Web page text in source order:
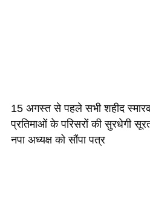
15 अगस्त से पहले सभी शहीद
प्रतिमाओं के परिसरों की सुरधेगी
नपा अध्यक्ष को सौंपा पत्र